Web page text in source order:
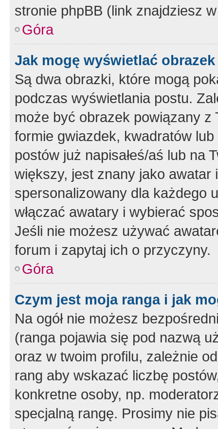
stronie phpBB (link znajdziesz
Góra
Jak mogę wyświetlać
Są dwa obrazki, które mogą
podczas wyświetlania postu.
może być obrazek powiązany z
formie gwiazdek, kwadratów
postów już napisałeś/aś lub na
większy, jest znany jako
spersonalizowany dla każdego
włączać awatary i wybierać
Jeśli nie możesz używać
forum i zapytaj ich o przyczyny.
Góra
Czym jest moja ranga i jak
Na ogół nie możesz
(ranga pojawia się pod nazwą
oraz w twoim profilu, zależnie
rang aby wskazać liczbę
konkretne osoby, np.
specjalną rangę. Prosimy nie